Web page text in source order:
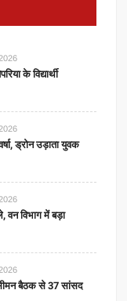
के विद्यार्थी
ड्रोन उड़ाता युवक
वन विभाग में बड़ा
बैठक से 37 सांसद